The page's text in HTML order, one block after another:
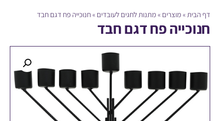
»מוצרים»מתנות לחגים לעובדים»חנוכייה פח דגם חבד
פח דגם חבד